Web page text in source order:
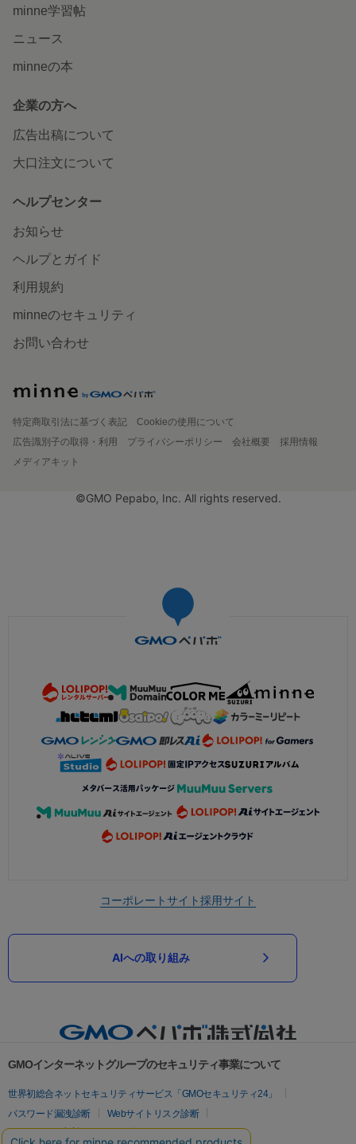
minne学習帖
ニュース
minneの本
企業の方へ
広告出稿について
大口注文について
ヘルプセンター
お知らせ
ヘルプとガイド
利用規約
minneのセキュリティ
お問い合わせ
特定商取引法に基づく表記
Cookieの使用について
広告識別子の取得・利用
プライバシーポリシー 会社概要
採用情報
メディアキット
©GMO Pepabo, Inc. All rights reserved.
コーポレートサイト採用サイト
AIへの取り組み
GMOインターネットグループのセキュリティ事業について
世界初総合ネットセキュリティサービス「GMOセキュリティ24」
パスワード漏洩診断
Webサイトリスク診断
セキュリティ相談AIチャットボット